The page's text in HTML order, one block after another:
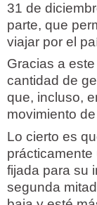
31 de
parte, que
viajar por el
Gracias a
cantidad de
que, incluso,
movimiento
Lo cierto es
fijada para su
segunda